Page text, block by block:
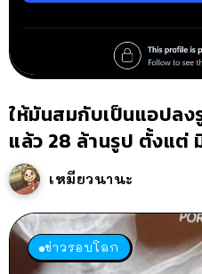
ให้มันสมกับเป็นแอปลง
แล้ว 28 ล้านรูป ตั้งแต่
เหมียวนานะ
ข่าวรอบโลก